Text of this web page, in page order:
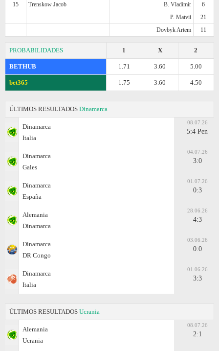
15
Trenskow Jacob B. Vladimir
6
P. Matvii
21
Dovbyk Artem
11
PROBABILIDADES 2
X
1
BETHUB 5.00
3.60
1.71
bet365 4.50
3.60
1.75
ÚLTIMOS RESULTADOS Dinamarca
Dinamarca
Italia
08.07.26
5:4 Pen
Dinamarca
Gales
04.07.26
3:0
Dinamarca
España
01.07.26
0:3
Alemania
Dinamarca
28.06.26
4:3
Dinamarca
DR Congo
03.06.26
0:0
Dinamarca
Italia
01.06.26
3:3
ÚLTIMOS RESULTADOS Ucrania
Alemania
Ucrania
08.07.26
2:1